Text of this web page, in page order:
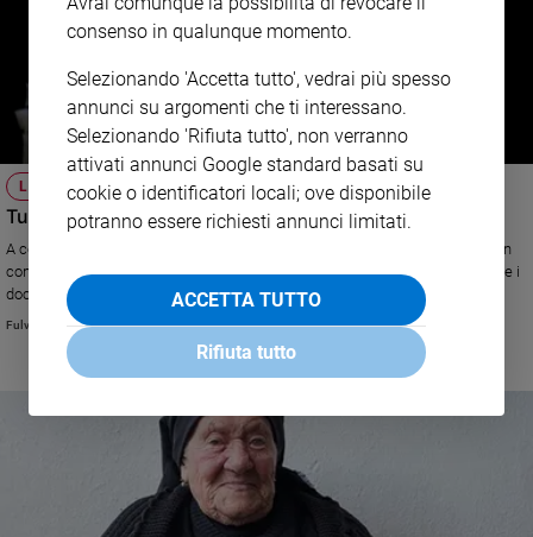
LA VISITA DEL PAPA
Tutto quello che c'è da vedere su Fatima in televisione
A cent'anni dall'apparizione della Madonna nella cittadina portoghese, e in
concomitanza con la visita di Bergoglio al santuario mariano, ecco i film e i
documentari sulle varie reti
Fulvia Degl'Innocenti
consenso in qualunque momento.
Selezionando 'Accetta tutto', vedrai più spesso
annunci su argomenti che ti interessano.
Selezionando 'Rifiuta tutto', non verranno
attivati annunci Google standard basati su
cookie o identificatori locali; ove disponibile
potranno essere richiesti annunci limitati.
ACCETTA TUTTO
Rifiuta tutto